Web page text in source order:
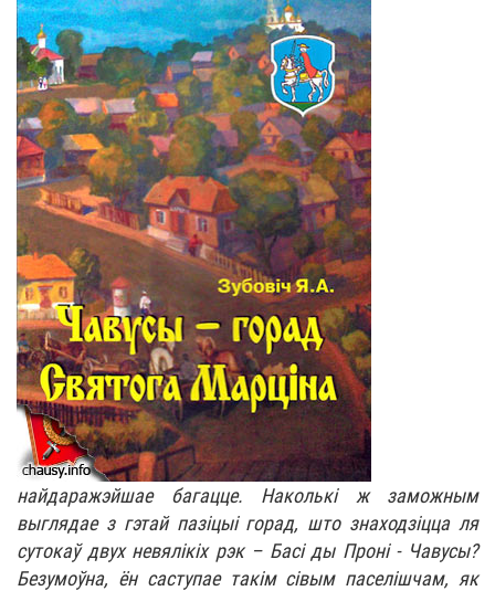
найдаражэйшае багацце. Наколькі ж заможным
выглядае з гэтай пазіцыі горад, што знаходзіцца ля
сутокаў двух невялікіх рэк – Басі ды Проні - Чавусы?
Безумоўна, ён саступае такім сівым паселішчам, як